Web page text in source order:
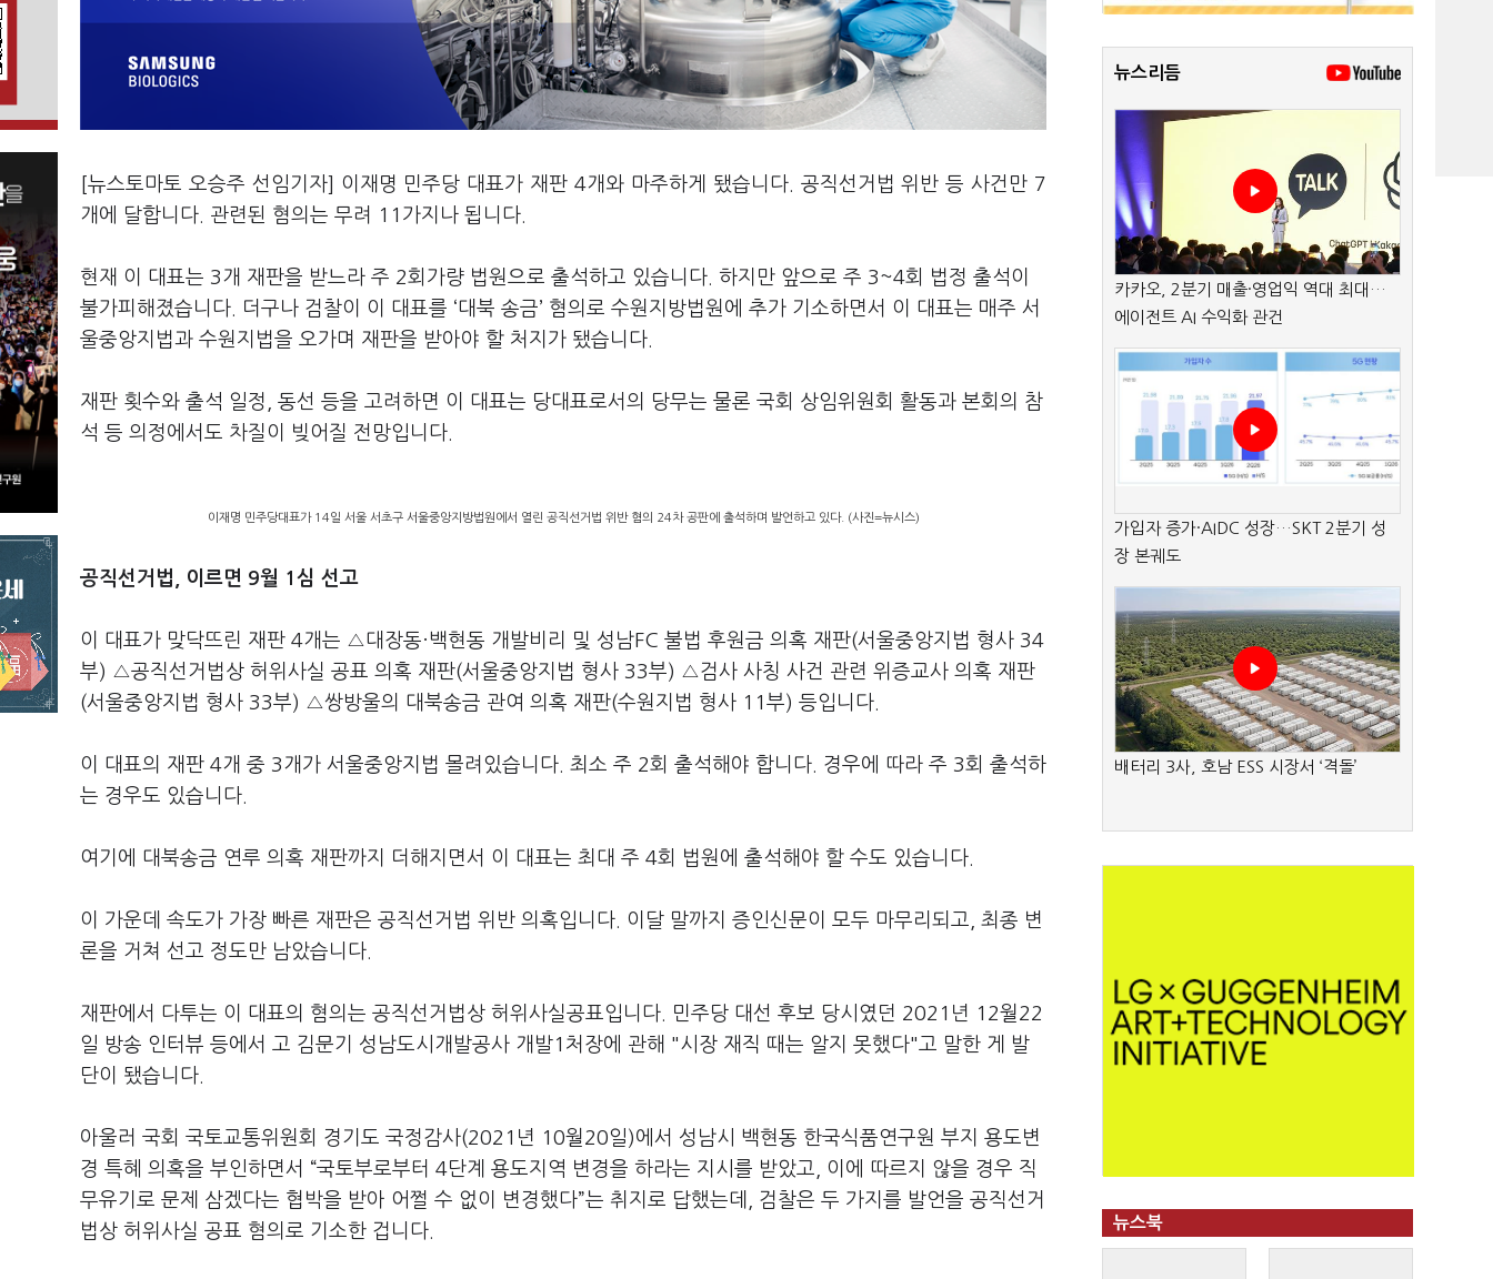
[뉴스토마토 오승주 선임기자] 이재명 민주당 대표가 재판 4개와 마주하게 됐습니다. 공직선거법 위반 등 사건만 7
개에 달합니다. 관련된 혐의는 무려 11가지나 됩니다.
현재 이 대표는 3개 재판을 받느라 주 2회가량 법원으로 출석하고 있습니다. 하지만 앞으로 주 3~4회 법정 출석이
불가피해졌습니다. 더구나 검찰이 이 대표를 ‘대북 송금’ 혐의로 수원지방법원에 추가 기소하면서 이 대표는 매주 서
울중앙지법과 수원지법을 오가며 재판을 받아야 할 처지가 됐습니다.
재판 횟수와 출석 일정, 동선 등을 고려하면 이 대표는 당대표로서의 당무는 물론 국회 상임위원회 활동과 본회의 참
석 등 의정에서도 차질이 빚어질 전망입니다.
이재명 민주당대표가 14일 서울 서초구 서울중앙지방법원에서 열린 공직선거법 위반 혐의 24차 공판에 출석하며 발언하고 있다. (사진=뉴시스)
공직선거법, 이르면 9월 1심 선고
이 대표가 맞닥뜨린 재판 4개는 △대장동·백현동 개발비리 및 성남FC 불법 후원금 의혹 재판(서울중앙지법 형사 34
부) △공직선거법상 허위사실 공표 의혹 재판(서울중앙지법 형사 33부) △검사 사칭 사건 관련 위증교사 의혹 재판
(서울중앙지법 형사 33부) △쌍방울의 대북송금 관여 의혹 재판(수원지법 형사 11부) 등입니다.
이 대표의 재판 4개 중 3개가 서울중앙지법 몰려있습니다. 최소 주 2회 출석해야 합니다. 경우에 따라 주 3회 출석하
는 경우도 있습니다.
여기에 대북송금 연루 의혹 재판까지 더해지면서 이 대표는 최대 주 4회 법원에 출석해야 할 수도 있습니다.
이 가운데 속도가 가장 빠른 재판은 공직선거법 위반 의혹입니다. 이달 말까지 증인신문이 모두 마무리되고, 최종 변
론을 거쳐 선고 정도만 남았습니다.
재판에서 다투는 이 대표의 혐의는 공직선거법상 허위사실공표입니다. 민주당 대선 후보 당시였던 2021년 12월22
일 방송 인터뷰 등에서 고 김문기 성남도시개발공사 개발1처장에 관해 "시장 재직 때는 알지 못했다"고 말한 게 발
단이 됐습니다.
아울러 국회 국토교통위원회 경기도 국정감사(2021년 10월20일)에서 성남시 백현동 한국식품연구원 부지 용도변
경 특혜 의혹을 부인하면서 “국토부로부터 4단계 용도지역 변경을 하라는 지시를 받았고, 이에 따르지 않을 경우 직
무유기로 문제 삼겠다는 협박을 받아 어쩔 수 없이 변경했다”는 취지로 답했는데, 검찰은 두 가지를 발언을 공직선거
법상 허위사실 공표 혐의로 기소한 겁니다.
뉴스리듬
카카오, 2분기 매출·영업익 역대 최대…
에이전트 AI 수익화 관건
가입자 증가·AIDC 성장…SKT 2분기 성
장 본궤도
배터리 3사, 호남 ESS 시장서 ‘격돌’
뉴스북